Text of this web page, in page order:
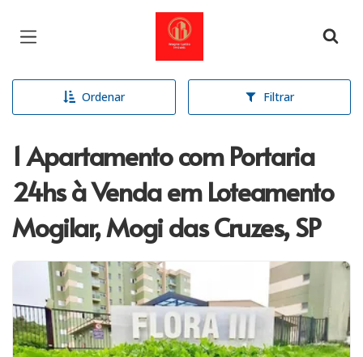
Página inicial
Ordenar Filtrar
1 Apartamento com Portaria
24hs à Venda em Loteamento
Mogilar, Mogi das Cruzes, SP